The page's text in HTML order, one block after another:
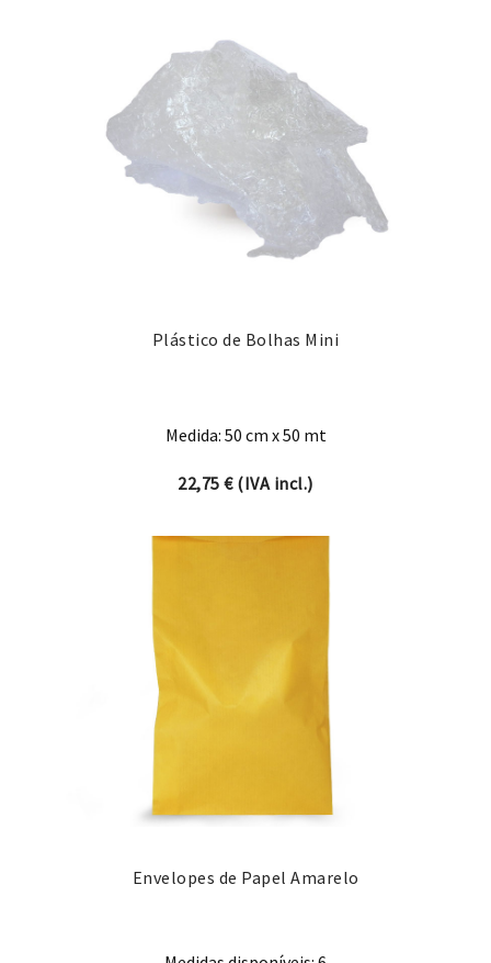
Plástico de Bolhas Mini
Medida: 50 cm x 50 mt
22,75€(IVA incl.)
Envelopes de Papel Amarelo